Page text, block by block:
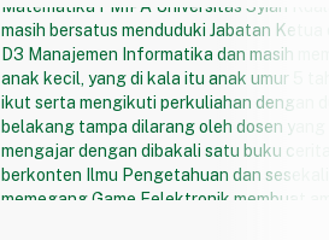
belakang tampa dilarang oleh dosen yang
mengajar dengan dibakali satu buku
berkonten Ilmu Pengetahuan dan sesekali
memegang Game Eelektronik membuat
padanya.. sesekali mengusik ibunya yang
memperhatikan perkuliahan berlangsung.
Sesekali dosen menyelutuk “ Ada
Matematika sedang duduk di belakang ..!”
hanya tersenyum… hati kecil geli saya